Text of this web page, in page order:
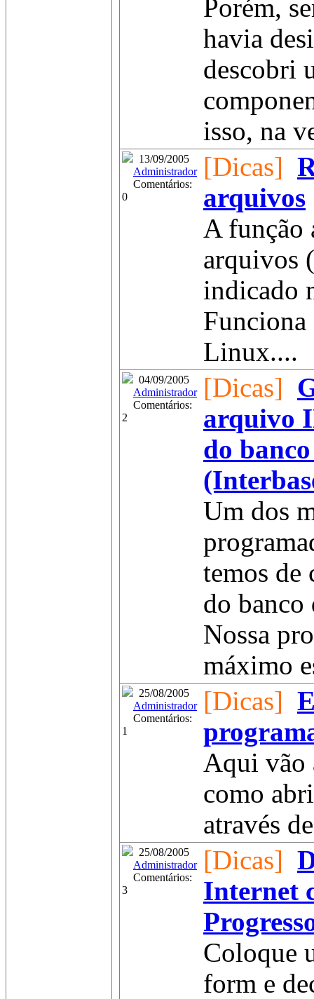
Porém,
havia
descobri
isso, na
13/09/2005
Administrador
Comentários:
0
[Dicas]
arquivos
A função
arquivos
indicado
Funciona
Linux....
04/09/2005
Administrador
Comentários:
2
[Dicas]
arquivo
do
Um dos
temos de
do banco
Nossa
máximo
25/08/2005
Administrador
Comentários:
1
[Dicas]
Aqui vão
como
através
25/08/2005
Administrador
Comentários:
3
[Dicas]
Internet
Coloque
form e